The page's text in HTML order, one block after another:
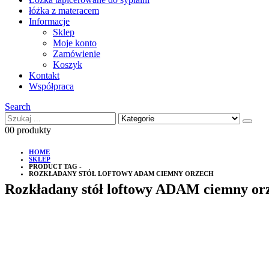
łóżka z materacem
Informacje
Sklep
Moje konto
Zamówienie
Koszyk
Kontakt
Współpraca
Search
00 produkty
HOME
SKLEP
PRODUCT TAG -
ROZKŁADANY STÓŁ LOFTOWY ADAM CIEMNY ORZECH
Rozkładany stół loftowy ADAM ciemny